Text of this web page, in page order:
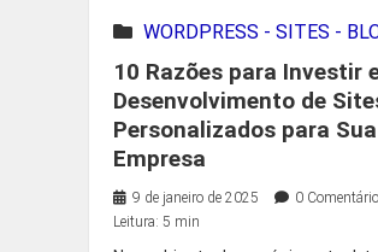
WORDPRESS - SITES -
10 Razões para Investir
Desenvolvimento de
Personalizados para Sua
Empresa
9 de janeiro de 2025
0
Leitura: 5 min